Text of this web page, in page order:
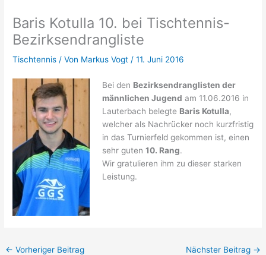
Baris Kotulla 10. bei Tischtennis-
Bezirksendrangliste
Tischtennis / Von Markus Vogt /11. Juni 2016
Bei den Bezirksendranglisten der
männlichen Jugend am 11.06.2016 in
Lauterbach belegte Baris Kotulla,
welcher als Nachrücker noch kurzfristig
in das Turnierfeld gekommen ist, einen
sehr guten 10. Rang.
Wir gratulieren ihm zu dieser starken
Leistung.
← Vorheriger Beitrag Nächster Beitrag →